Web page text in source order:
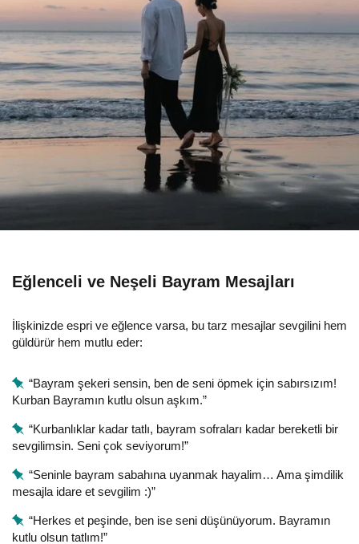
Eğlenceli ve Neşeli Bayram Mesajları
İlişkinizde espri ve eğlence varsa, bu tarz mesajlar sevgilini hem
güldürür hem mutlu eder:
“Bayram şekeri sensin, ben de seni öpmek için sabırsızım!
Kurban Bayramın kutlu olsun aşkım.”
“Kurbanlıklar kadar tatlı, bayram sofraları kadar bereketli bir
sevgilimsin. Seni çok seviyorum!”
“Seninle bayram sabahına uyanmak hayalim… Ama şimdilik
mesajla idare et sevgilim :)”
“Herkes et peşinde, ben ise seni düşünüyorum. Bayramın
kutlu olsun tatlım!”